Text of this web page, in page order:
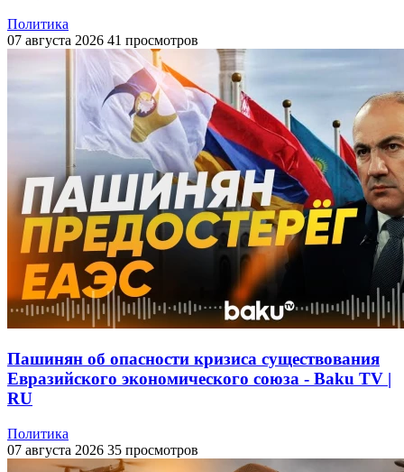
Политика
07 августа 2026 41 просмотров
Пашинян об опасности кризиса существования
Евразийского экономического союза - Baku TV |
RU
Политика
07 августа 2026 35 просмотров